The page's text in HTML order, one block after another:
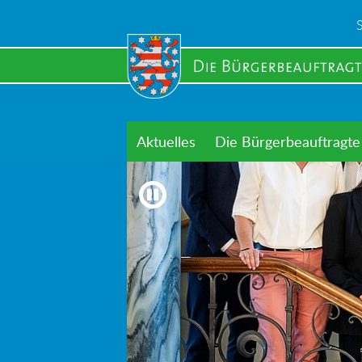
main
Aktuelles Die Bürgerbeauftragte